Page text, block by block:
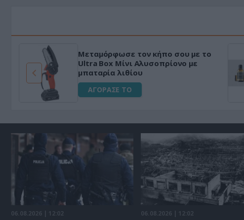
HAPI END: 100% φυτικό διεγερτικό
για άνδρες!
ΑΓΟΡΑΣΕ ΤΟ
06.08.2026 | 12:02 06.08.2026 | 12:02